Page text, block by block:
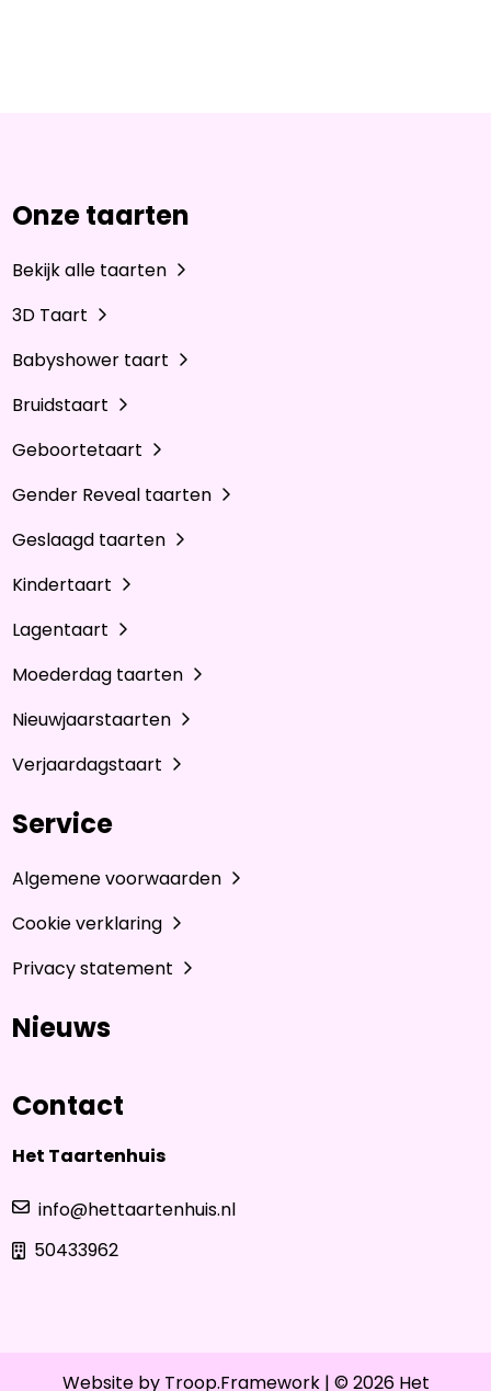
Onze taarten
Bekijk alle taarten
3D Taart
Babyshower taart
Bruidstaart
Geboortetaart
Gender Reveal taarten
Geslaagd taarten
Kindertaart
Lagentaart
Moederdag taarten
Nieuwjaarstaarten
Verjaardagstaart
Service
Algemene voorwaarden
Cookie verklaring
Privacy statement
Nieuws
Contact
Het Taartenhuis
info@hettaartenhuis.nl
50433962
Website by Troop.Framework| © 2026 Het